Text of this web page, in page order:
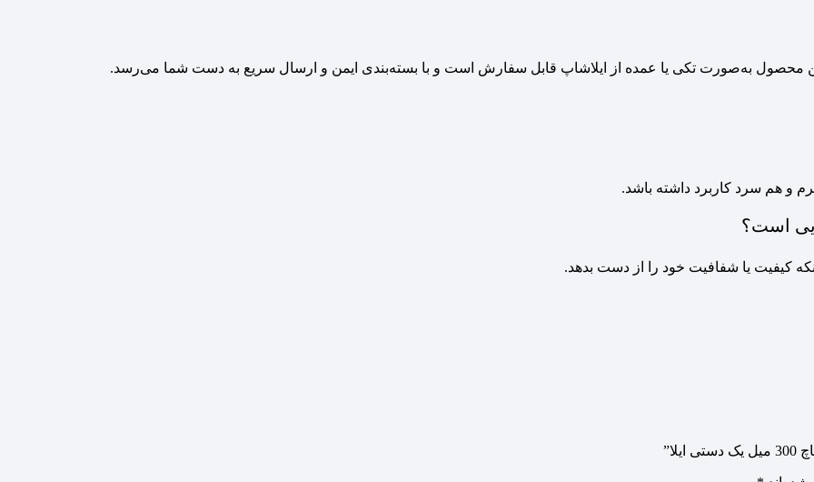
این محصول به‌صورت تکی یا عمده از ایلاشاپ قابل سفارش است و با بسته‌بندی ایمن و ارسال سریع به دست شما می‌رسد.
و هم سرد کاربرد داشته باشد.
است؟
کیفیت یا شفافیت خود را از دست بدهد.